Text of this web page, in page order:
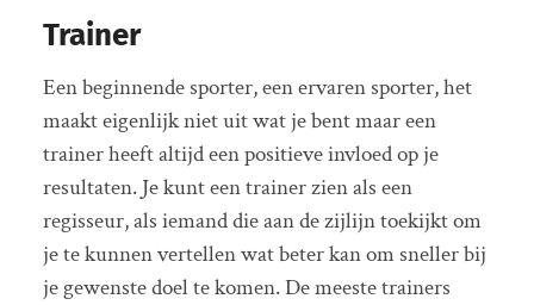
Trainer
Een beginnende sporter, een ervaren sporter, het
maakt eigenlijk niet uit wat je bent maar een
trainer heeft altijd een positieve invloed op je
resultaten. Je kunt een trainer zien als een
regisseur, als iemand die aan de zijlijn toekijkt om
je te kunnen vertellen wat beter kan om sneller bij
je gewenste doel te komen. De meeste trainers